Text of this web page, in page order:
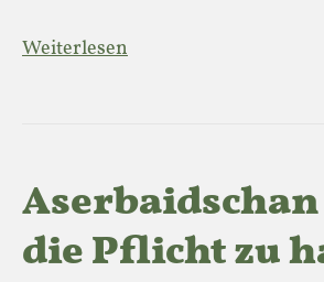
Weiterlesen
die Pflicht zu